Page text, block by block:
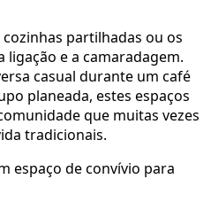
partilhadas ou os
ligação e a camaradagem.
casual durante um café
planeada, estes espaços
que muitas vezes
tradicionais.
espaço de convívio para